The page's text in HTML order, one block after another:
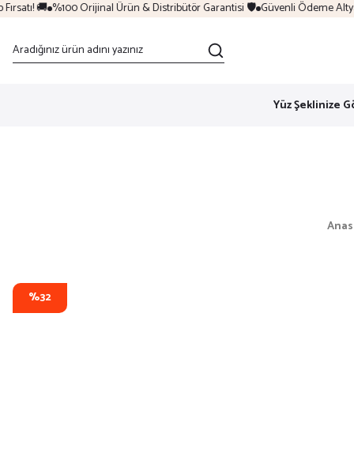
🚚 %100 Orijinal Ürün & Distribütör Garantisi 🛡️ Güvenli Ödeme
Yüz Şeklinize
%32